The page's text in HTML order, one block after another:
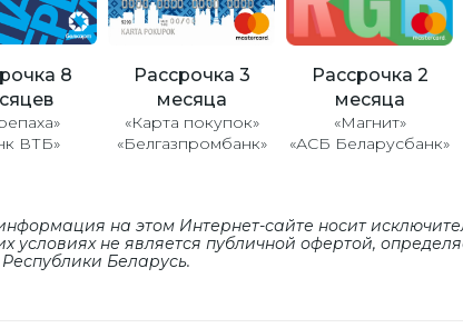
8
ВТБ»
Рассрочка 3
месяца
«Карта покупок»
«Белгазпромбанк»
Рассрочка 2
месяца
«Магнит»
«АСБ Беларусбанк»
на этом Интернет-сайте носит
условиях не является публичной офертой,
Беларусь.